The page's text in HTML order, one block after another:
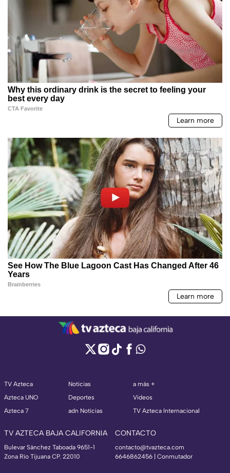
TV Azteca
Azteca UNO
Azteca 7
Noticias
Deportes
adn Noticias
a más +
Videos
TV Azteca Internacional
TV AZTECA BAJA CALIFORNIA
Bulevar Sánchez Taboada 9651-1
Zona Río Tijuana CP. 22010
CONTACTO
contacto@tvazteca.com
6646862456 | Conmutador